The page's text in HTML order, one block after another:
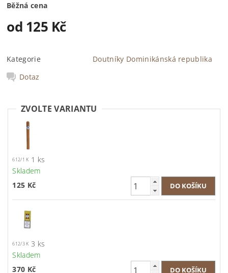
Běžná cena
od 125 Kč
Kategorie
Doutníky Dominikánská republika
Dotaz
ZVOLTE VARIANTU
612/1 K 1 ks
Skladem
125 Kč
612/3 K 3 ks
Skladem
370 Kč